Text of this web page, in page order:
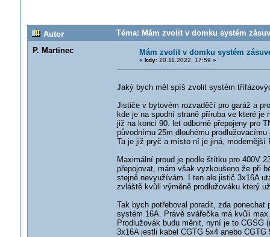
Autor
Téma: Mám zvolit v domku systém
P. Martinec
Mám zvolit v domku systém
« kdy:20.11.2022, 17:59 »
Jaký bych měl spíš zvolit systém
Jističe v bytovém rozvaděčí pro garáž a
kde je na spodní straně příruba ve které
již na konci 90. let odborně přepojeny pro
původnímu 25m dlouhému
Ta je již pryč a místo ní je jiná, modernější
Maximální proud je podle štítku pro 400V
přepojovat, mám však vyzkoušeno že při
stejně nevyužívám. I ten ale jistič 3x16A
zvláště kvůli výměně prodlužováku který
Tak bych potřeboval poradit, zda
systém 16A. Právě svářečka má kvůli
Prodlužovák budu měnit, nyní je to CGSG
3x16A jestli kabel CGTG 5x4 anebo